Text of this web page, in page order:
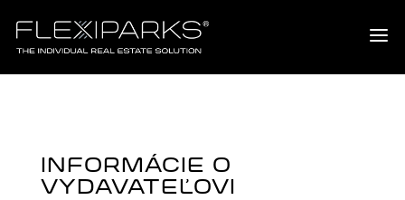
INFORMÁCIE O
VYDAVATEĽOVI